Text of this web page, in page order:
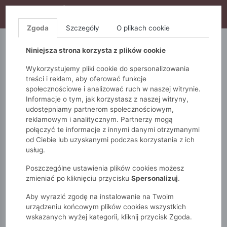
S10), DODATKOWE 15% ZA 3SZT (KOD: S15)
5.10.15. QUIOSQUE
Monnari Zobacz wszystko Płaszcze
Klasyczne
Płaszcz damski
Zgoda Szczegóły O plikach cookie
Niniejsza strona korzysta z plików cookie
Wykorzystujemy pliki cookie do spersonalizowania
treści i reklam, aby oferować funkcje
społecznościowe i analizować ruch w naszej witrynie.
Informacje o tym, jak korzystasz z naszej witryny,
udostępniamy partnerom społecznościowym,
reklamowym i analitycznym. Partnerzy mogą
połączyć te informacje z innymi danymi otrzymanymi
od Ciebie lub uzyskanymi podczas korzystania z ich
usług.
Poszczególne ustawienia plików cookies możesz
zmieniać po kliknięciu przycisku Spersonalizuj.
Aby wyrazić zgodę na instalowanie na Twoim
urządzeniu końcowym plików cookies wszystkich
wskazanych wyżej kategorii, kliknij przycisk Zgoda.